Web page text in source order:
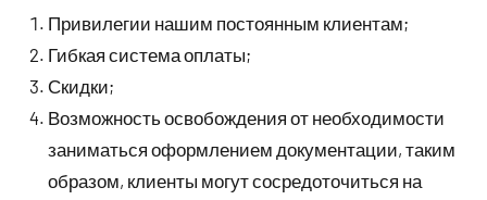
Привилегии нашим постоянным клиентам;
Гибкая система оплаты;
Скидки;
Возможность освобождения от необходимости
заниматься оформлением документации, таким
образом, клиенты могут сосредоточиться на